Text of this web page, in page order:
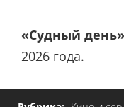
«Судный день»
2026 года.